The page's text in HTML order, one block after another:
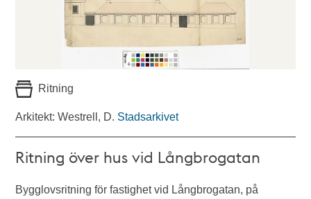
Ritning
Arkitekt: Westrell, D. Stadsarkivet
Ritning över hus vid Långbrogatan
Bygglovsritning för fastighet vid Långbrogatan, på